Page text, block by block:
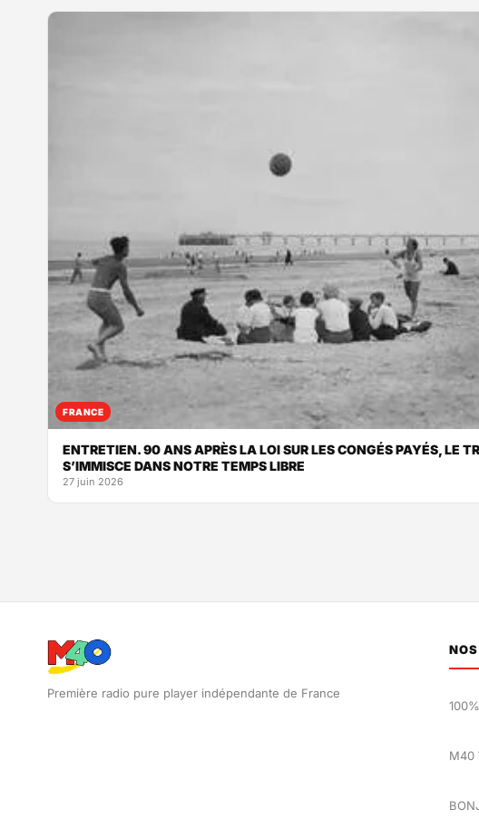
FRANCE
ENTRETIEN. 90 ANS APRÈS LA LOI SUR LES CONGÉS PAYÉS, LE
S’IMMISCE DANS NOTRE TEMPS LIBRE
27 juin 2026
Première radio pure player indépendante de France
M40